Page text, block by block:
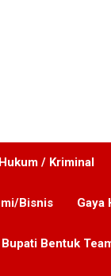
Hukum / Kriminal
Bisnis Gaya
Bentuk